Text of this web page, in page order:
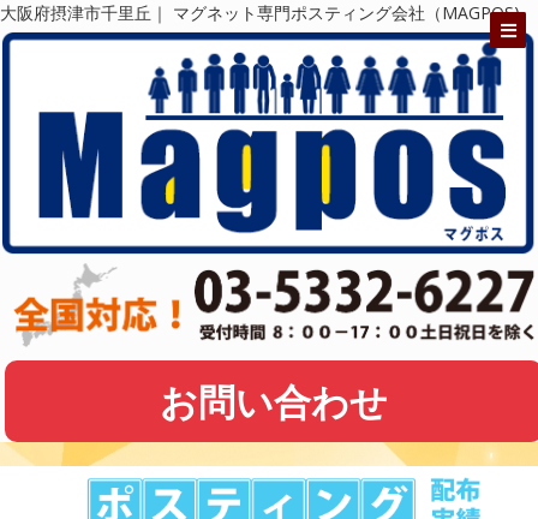
大阪府摂津市千里丘｜ マグネット専門ポスティング会社（MAGPOS)
お問い合わせ